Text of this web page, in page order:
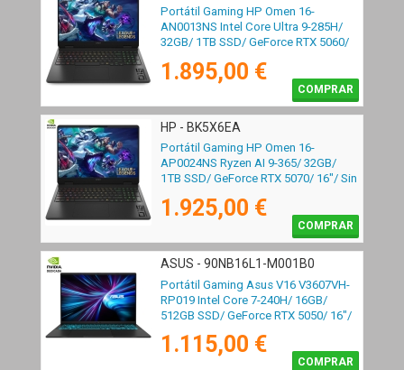
Portátil Gaming HP Omen 16-
AN0013NS Intel Core Ultra 9-285H/
32GB/ 1TB SSD/ GeForce RTX 5060/
1.895,00 €
COMPRAR
HP - BK5X6EA
Portátil Gaming HP Omen 16-
AP0024NS Ryzen AI 9-365/ 32GB/
1TB SSD/ GeForce RTX 5070/ 16"/ Sin
1.925,00 €
COMPRAR
ASUS - 90NB16L1-M001B0
Portátil Gaming Asus V16 V3607VH-
RP019 Intel Core 7-240H/ 16GB/
512GB SSD/ GeForce RTX 5050/ 16"/
1.115,00 €
COMPRAR